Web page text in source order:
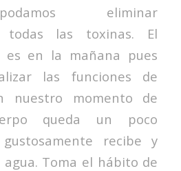
eliminar
todas las toxinas. El
es en la mañana pues
las funciones de
nuestro momento de
queda un poco
recibe y
Toma el hábito de